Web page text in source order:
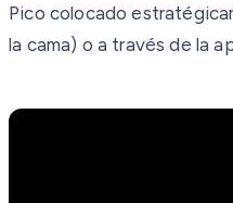
Pico colocado
la cama) o a través de la